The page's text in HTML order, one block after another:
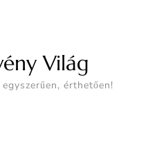
Világ
érthetően!